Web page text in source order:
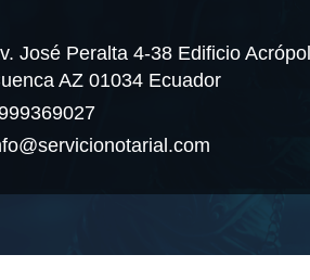
José Peralta 4-38 Edificio
AZ 01034 Ecuador